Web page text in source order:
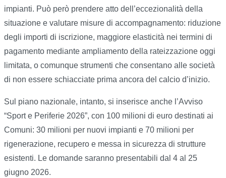
impianti. Può però prendere atto dell’eccezionalità della
situazione e valutare misure di accompagnamento: riduzione
degli importi di iscrizione, maggiore elasticità nei termini di
pagamento mediante ampliamento della rateizzazione oggi
limitata, o comunque strumenti che consentano alle società
di non essere schiacciate prima ancora del calcio d’inizio.
Sul piano nazionale, intanto, si inserisce anche l’Avviso
“Sport e Periferie 2026”, con 100 milioni di euro destinati ai
Comuni: 30 milioni per nuovi impianti e 70 milioni per
rigenerazione, recupero e messa in sicurezza di strutture
esistenti. Le domande saranno presentabili dal 4 al 25
giugno 2026.